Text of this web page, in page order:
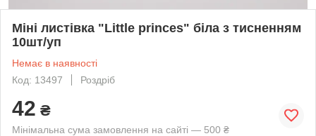
Міні листівка "Little princes" біла з тисненням
10шт/уп
Немає в наявності
Код: 13497
Роздріб
42 ₴
Мінімальна сума замовлення на сайті — 500 ₴